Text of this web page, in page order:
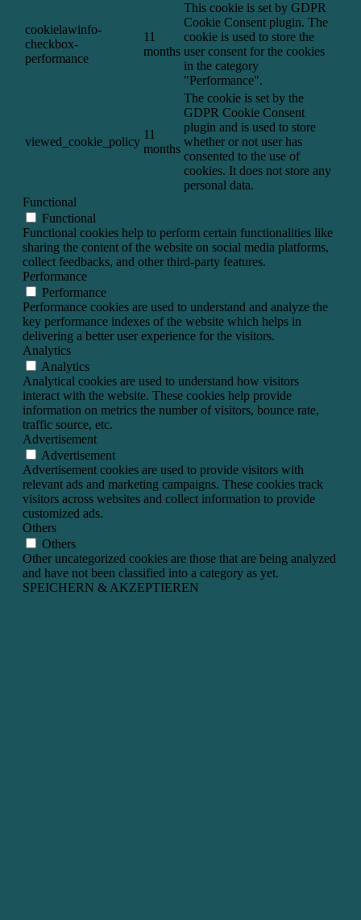
cookielawinfo-
checkbox-
performance
11
months
This cookie is set by GDPR
Cookie Consent plugin. The
cookie is used to store the
user consent for the cookies
in the category
"Performance".
viewed_cookie_policy
11
months
The cookie is set by the
GDPR Cookie Consent
plugin and is used to store
whether or not user has
consented to the use of
cookies. It does not store any
personal data.
Functional
Functional
Functional cookies help to perform certain functionalities like
sharing the content of the website on social media platforms,
collect feedbacks, and other third-party features.
Performance
Performance
Performance cookies are used to understand and analyze the
key performance indexes of the website which helps in
delivering a better user experience for the visitors.
Analytics
Analytics
Analytical cookies are used to understand how visitors
interact with the website. These cookies help provide
information on metrics the number of visitors, bounce rate,
traffic source, etc.
Advertisement
Advertisement
Advertisement cookies are used to provide visitors with
relevant ads and marketing campaigns. These cookies track
visitors across websites and collect information to provide
customized ads.
Others
Others
Other uncategorized cookies are those that are being analyzed
and have not been classified into a category as yet.
SPEICHERN & AKZEPTIEREN